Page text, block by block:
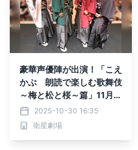
豪華声優陣が出演！「こえ
かぶ 朗読で楽しむ歌舞伎
～梅と松と桜～篇」11月テ
レビ初放送！CS衛星劇場
2025-10-30 16:35
衛星劇場